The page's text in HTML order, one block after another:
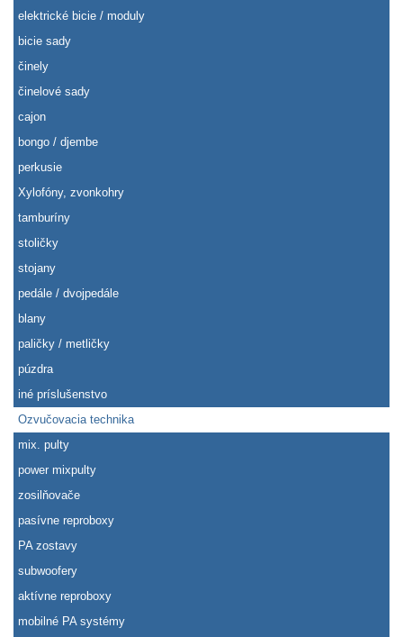
elektrické bicie / moduly
bicie sady
činely
činelové sady
cajon
bongo / djembe
perkusie
Xylofóny, zvonkohry
tamburíny
stoličky
stojany
pedále / dvojpedále
blany
paličky / metličky
púzdra
iné príslušenstvo
Ozvučovacia technika
mix. pulty
power mixpulty
zosilňovače
pasívne reproboxy
PA zostavy
subwoofery
aktívne reproboxy
mobilné PA systémy